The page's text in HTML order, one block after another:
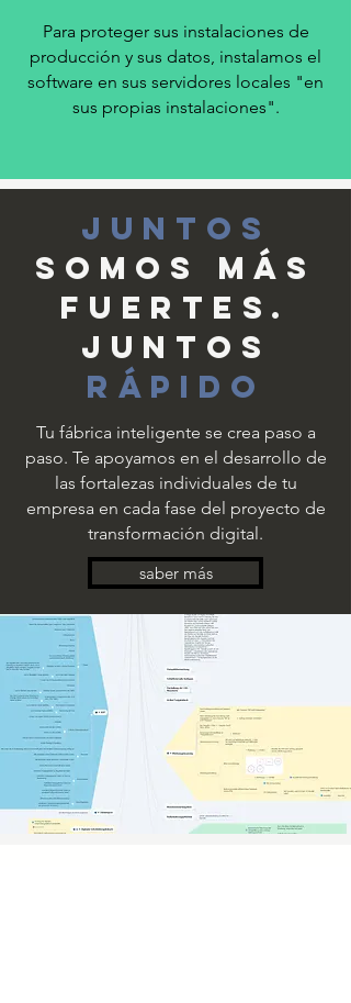
Para proteger sus instalaciones de
producción y sus datos, instalamos el
software en sus servidores locales "en
sus propias instalaciones".
Juntos
somos más
fuertes.
Juntos
Rápido
Tu fábrica inteligente se crea paso a
paso. Te apoyamos en el desarrollo de
las fortalezas individuales de tu
empresa en cada fase del proyecto de
transformación digital.
saber más